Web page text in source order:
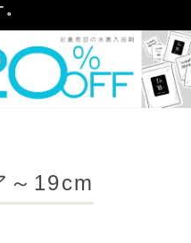
～19cm